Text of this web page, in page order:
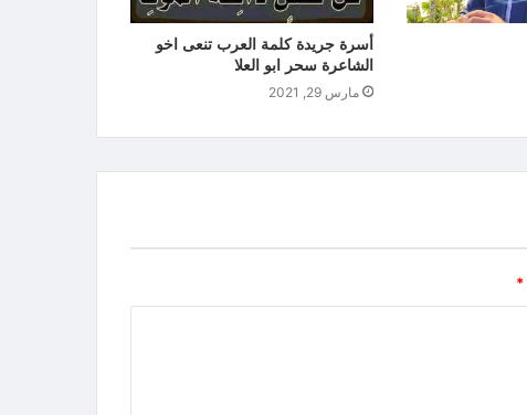
أسرة جريدة كلمة العرب تنعى اخو
الشاعرة سحر ابو العلا
مارس 29, 2021
*